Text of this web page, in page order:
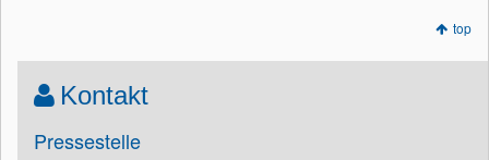
top
Kontakt
Pressestelle